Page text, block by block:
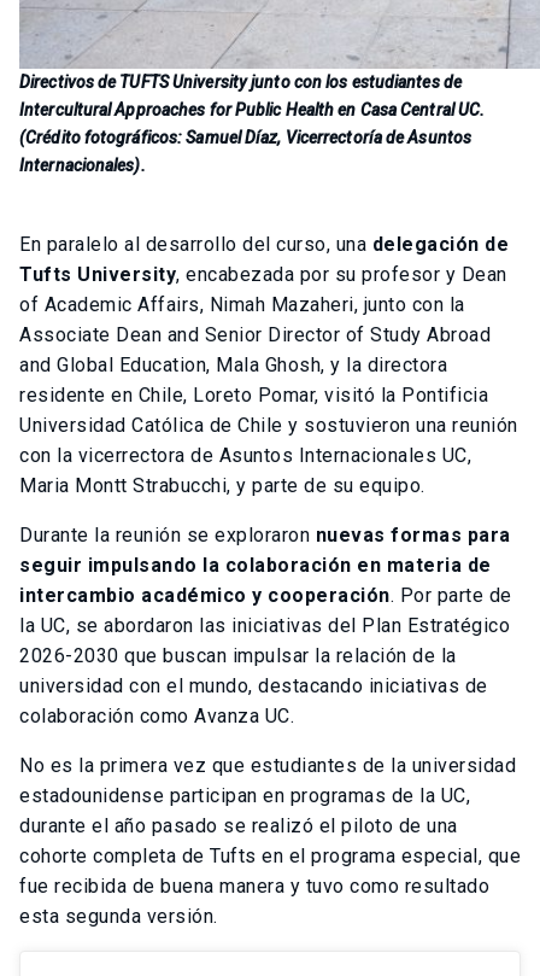
Directivos de TUFTS University junto con los estudiantes de
Intercultural Approaches for Public Health en Casa Central UC.
(Crédito fotográficos: Samuel Díaz, Vicerrectoría de Asuntos
Internacionales).
En paralelo al desarrollo del curso, una delegación de
Tufts University, encabezada por su profesor y Dean
of Academic Affairs, Nimah Mazaheri, junto con la
Associate Dean and Senior Director of Study Abroad
and Global Education, Mala Ghosh, y la directora
residente en Chile, Loreto Pomar, visitó la Pontificia
Universidad Católica de Chile y sostuvieron una reunión
con la vicerrectora de Asuntos Internacionales UC,
Maria Montt Strabucchi, y parte de su equipo.
Durante la reunión se exploraron nuevas formas para
seguir impulsando la colaboración en materia de
intercambio académico y cooperación. Por parte de
la UC, se abordaron las iniciativas del Plan Estratégico
2026-2030 que buscan impulsar la relación de la
universidad con el mundo, destacando iniciativas de
colaboración como Avanza UC.
No es la primera vez que estudiantes de la universidad
estadounidense participan en programas de la UC,
durante el año pasado se realizó el piloto de una
cohorte completa de Tufts en el programa especial, que
fue recibida de buena manera y tuvo como resultado
esta segunda versión.